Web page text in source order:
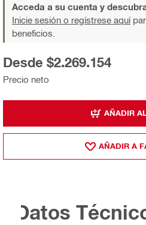
Acceda a su cuenta y
Inicie sesión o regístrese aquí
beneficios.
Precio neto
Desde $2.269.154
AÑADIR
AÑADIR A
Datos